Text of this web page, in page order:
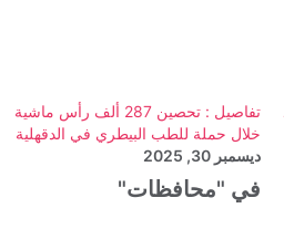
تفاصيل : تحصين 287 ألف رأس ماشية
خلال حملة للطب البيطري في الدقهلية
ديسمبر 30, 2025
في "محافظات"